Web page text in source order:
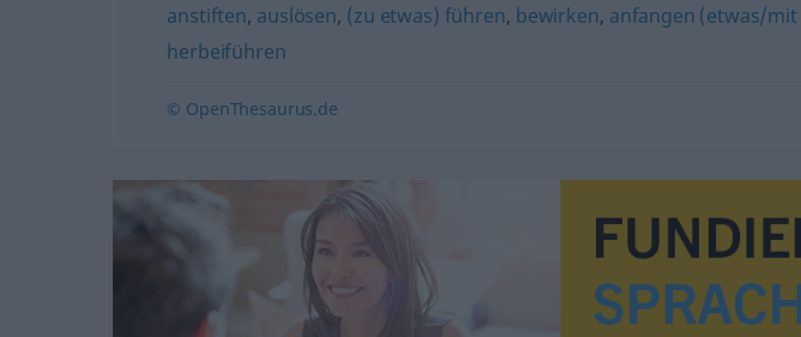
anstiften, auslösen, (zu etwas) führen, bewirken, anfangen (etwas/mit
herbeiführen
© OpenThesaurus.de